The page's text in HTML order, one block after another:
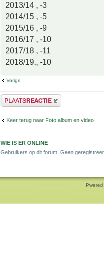
2013/14 , -3
2014/15 , -5
2015/16 , -9
2016/17 , -10
2017/18 , -11
2018/19., -10
Vorige
Plaats een reactie
Keer terug naar Foto album en video
WIE IS ER ONLINE
Gebruikers op dit forum: Geen